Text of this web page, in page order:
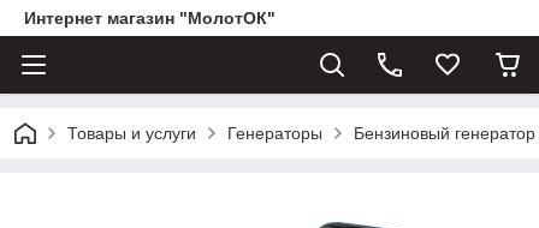
Интернет магазин "МолотОК"
Товары и услуги Генераторы Бензиновый